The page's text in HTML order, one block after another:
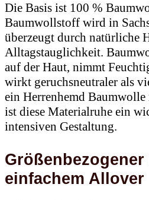
Die Basis ist 100 %
Baumwollstoff wird in
überzeugt durch natürliche
Alltagstauglichkeit.
auf der Haut, nimmt
wirkt geruchsneutraler als
ein Herrenhemd
ist diese Materialruhe ein
intensiven Gestaltung.
einfachem Allover